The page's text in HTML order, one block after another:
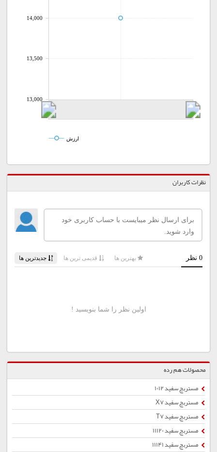
13,000
13,500
14,000
ارزش
نظرات کاربران
محصولات هم رده
مستربچ سفید 1012
مستربچ سفید X7
مستربچ سفید T7
مستربچ سفید 11120
مستربچ سفید 11141